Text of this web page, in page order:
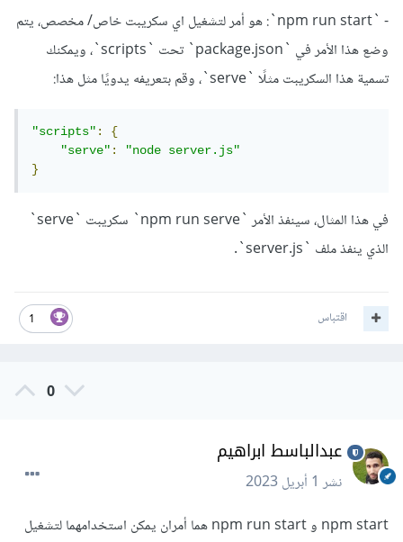
- `npm run start`: هو أمر لتشغيل اي سكريبت خاص/ مخصص، يتم
وضع هذا الأمر في `package.json` تحت `scripts`، ويمكنك
تسمية هذا السكريبت مثلًا `serve`، وقم بتعريفه يدويًا مثل هذا:
"scripts":
{
"serve":
"node server.js"
}
في هذا المثال، سينفذ الأمر `npm run serve` سكريبت `serve`
الذي ينفذ ملف `server.js`.
1 اقتباس
0
عبدالباسط ابراهيم
نشر1 أبريل 2023
npm start و npm run start هما أمران يمكن استخدامهما لتشغيل